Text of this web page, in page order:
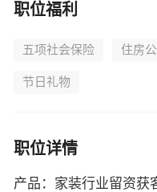
职位福利
五项社会保险 住房
节日礼物
职位详情
产品：家装行业留资获